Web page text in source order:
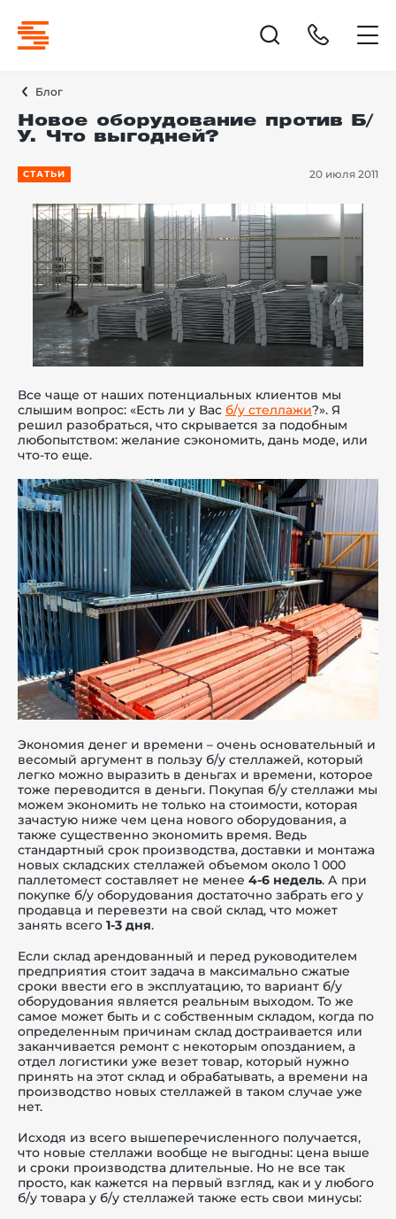
Блог
Новое оборудование против Б/
У. Что выгодней?
СТАТЬИ 20 июля 2011
Все чаще от наших потенциальных клиентов мы
слышим вопрос: «Есть ли у Вас б/у стеллажи?». Я
решил разобраться, что скрывается за подобным
любопытством: желание сэкономить, дань моде, или
что-то еще.
Экономия денег и времени – очень основательный и
весомый аргумент в пользу б/у стеллажей, который
легко можно выразить в деньгах и времени, которое
тоже переводится в деньги. Покупая б/у стеллажи мы
можем экономить не только на стоимости, которая
зачастую ниже чем цена нового оборудования, а
также существенно экономить время. Ведь
стандартный срок производства, доставки и монтажа
новых складских стеллажей объемом около 1 000
паллетомест составляет не менее 4-6 недель. А при
покупке б/у оборудования достаточно забрать его у
продавца и перевезти на свой склад, что может
занять всего 1-3 дня.
Если склад арендованный и перед руководителем
предприятия стоит задача в максимально сжатые
сроки ввести его в эксплуатацию, то вариант б/у
оборудования является реальным выходом. То же
самое может быть и с собственным складом, когда по
определенным причинам склад достраивается или
заканчивается ремонт с некоторым опозданием, а
отдел логистики уже везет товар, который нужно
принять на этот склад и обрабатывать, а времени на
производство новых стеллажей в таком случае уже
нет.
Исходя из всего вышеперечисленного получается,
что новые стеллажи вообще не выгодны: цена выше
и сроки производства длительные. Но не все так
просто, как кажется на первый взгляд, как и у любого
б/у товара у б/у стеллажей также есть свои минусы: